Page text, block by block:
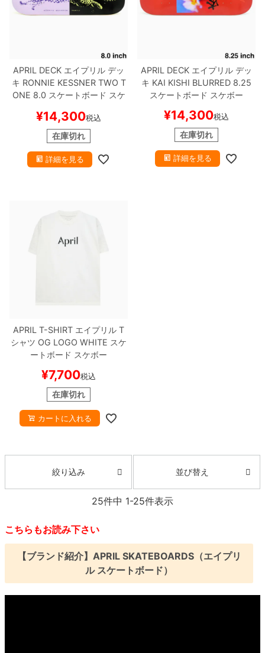
APRIL DECK エイプリル デッ
キ RONNIE KESSNERTWO T
ONE 8.0 スケートボード スケ
¥14,300税込
在庫切れ
詳細を見る
APRIL DECK エイプリル デッ
キ KAI KISHI BLURRED 8.25
スケートボード スケボー
¥14,300税込
在庫切れ
詳細を見る
APRIL T-SHIRT エイプリル T
シャツ OG LOGO WHITE スケ
ートボード スケボー
¥7,700税込
在庫切れ
カートに入れる
絞り込み 並び替え
25件中 1-25件表示
こちらもお読み下さい
【ブランド紹介】APRIL SKATEBOARDS（エイプリ
ル スケートボード）